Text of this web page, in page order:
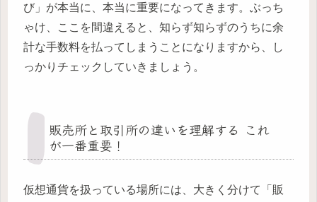
び」が本当に、本当に重要になってきます。ぶっち
ゃけ、ここを間違えると、知らず知らずのうちに余
計な手数料を払ってしまうことになりますから、し
っかりチェックしていきましょう。
販売所と取引所の違いを理解する これ
が一番重要！
仮想通貨を扱っている場所には、大きく分けて「販